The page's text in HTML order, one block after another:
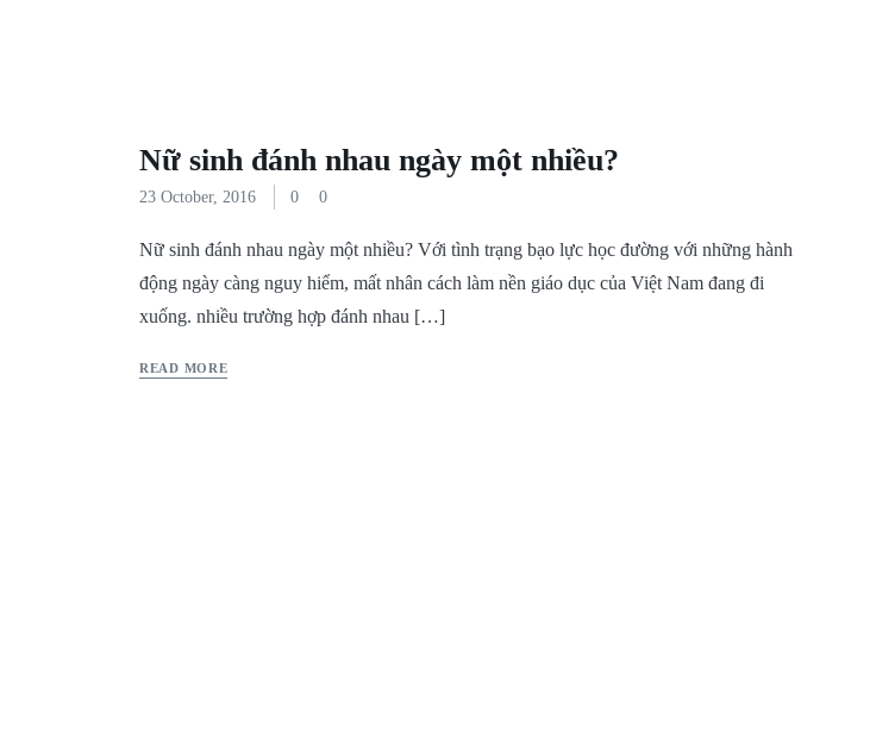
Nữ sinh đánh nhau ngày một nhiều?
23 October, 2016 0 0
Nữ sinh đánh nhau ngày một nhiều? Với tình trạng bạo lực học đường với những hành
động ngày càng nguy hiểm, mất nhân cách làm nền giáo dục của Việt Nam đang đi
xuống. nhiều trường hợp đánh nhau […]
READ MORE